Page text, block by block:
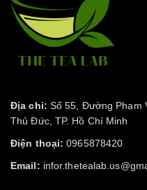
Địa chỉ: Số 55, Đường Phạm
Thủ Đức, TP. Hồ Chí Minh
Điện thoại: 0965878420
Email: